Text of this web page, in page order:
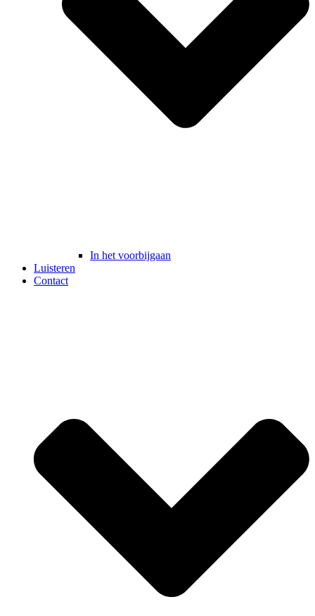
In het voorbijgaan
Luisteren
Contact